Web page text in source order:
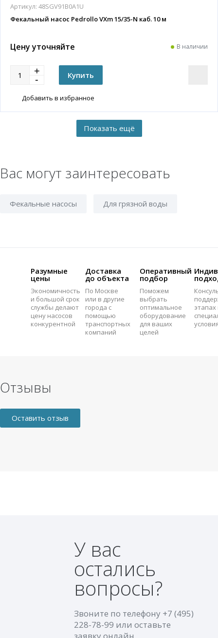
Артикул: 48SGV91B0A1U
Фекальный насос Pedrollo VXm 15/35-N каб. 10 м
Цену уточняйте В наличии
Добавить в избранное
Вас могут заинтересовать
Фекальные насосы Для грязной воды
Разумные
цены
Экономичность
и большой срок
службы делают
цену насосов
конкурентной
Доставка
до объекта
По Москве
или в другие
города с
помощью
транспортных
компаний
Оперативный
подбор
Поможем
выбрать
оптимальное
оборудование
для ваших
целей
этапах
Отзывы
Оставить отзыв
У вас
остались
вопросы?
Звоните по телефону +7 (495)
228-78-99 или оставьте
заявку онлайн